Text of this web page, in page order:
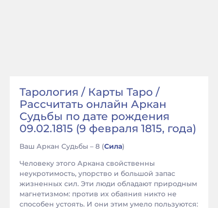
Тарология / Карты Таро /
Рассчитать онлайн Аркан
Судьбы по дате рождения
09.02.1815 (9 февраля 1815, года)
Ваш Аркан Судьбы – 8 (Сила)
Человеку этого Аркана свойственны
неукротимость, упорство и большой запас
жизненных сил. Эти люди обладают природным
магнетизмом: против их обаяния никто не
способен устоять. И они этим умело пользуются: